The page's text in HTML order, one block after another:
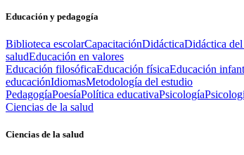
Educación y pedagogía
Biblioteca escolarCapacitaciónDidácticaDidáctica
saludEducación en valores
Educación filosóficaEducación físicaEducación
educaciónIdiomasMetodología del estudio
PedagogíaPoesíaPolítica educativaPsicología
Ciencias de la salud
Ciencias de la salud